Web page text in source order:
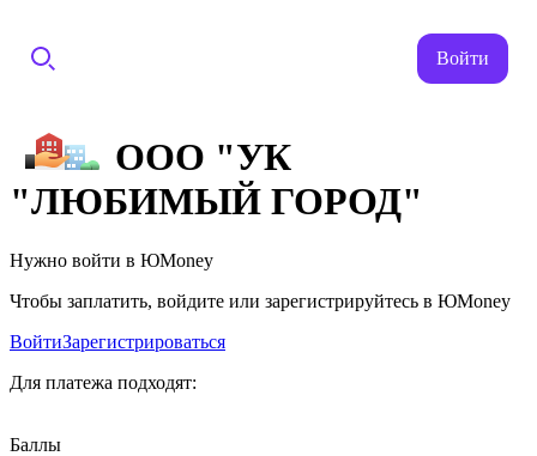
Войти
ООО "УК
"ЛЮБИМЫЙ ГОРОД"
Нужно войти в ЮMoney
Чтобы заплатить, войдите или зарегистрируйтесь в ЮMoney
ВойтиЗарегистрироваться
Для платежа подходят:
Баллы